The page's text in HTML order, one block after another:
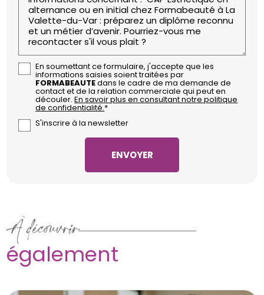
En soumettant ce formulaire, j'accepte que les
informations saisies soient traitées par
FORMABEAUTEdans le cadre de ma demande de
contact et de la relation commerciale qui peut en
découler.En savoir plus en consultant notre politique
de confidentialité.*
S'inscrire à la newsletter
À découvrir
également